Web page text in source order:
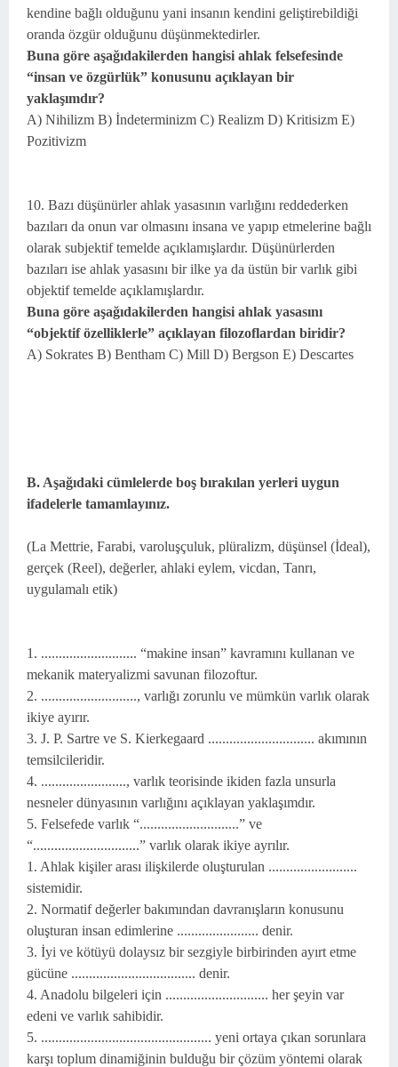
kendine bağlı olduğunu yani insanın kendini geliştirebildiği
oranda özgür olduğunu düşünmektedirler.
Buna göre aşağıdakilerden hangisi ahlak felsefesinde
“insan ve özgürlük” konusunu açıklayan bir
yaklaşımdır?
A) Nihilizm B) İndeterminizm C) Realizm D) Kritisizm E)
Pozitivizm
10. Bazı düşünürler ahlak yasasının varlığını reddederken
bazıları da onun var olmasını insana ve yapıp etmelerine bağlı
olarak subjektif temelde açıklamışlardır. Düşünürlerden
bazıları ise ahlak yasasını bir ilke ya da üstün bir varlık gibi
objektif temelde açıklamışlardır.
Buna göre aşağıdakilerden hangisi ahlak yasasını
“objektif özelliklerle” açıklayan filozoflardan biridir?
A) Sokrates B) Bentham C) Mill D) Bergson E) Descartes
B. Aşağıdaki cümlelerde boş bırakılan yerleri uygun
ifadelerle tamamlayınız.
(La Mettrie, Farabi, varoluşçuluk, plüralizm, düşünsel (İdeal),
gerçek (Reel), değerler, ahlaki eylem, vicdan, Tanrı,
uygulamalı etik)
1. ........................... “makine insan” kavramını kullanan ve
mekanik materyalizmi savunan filozoftur.
2. ..........................., varlığı zorunlu ve mümkün varlık olarak
ikiye ayırır.
3. J. P. Sartre ve S. Kierkegaard .............................. akımının
temsilcileridir.
4. ........................, varlık teorisinde ikiden fazla unsurla
nesneler dünyasının varlığını açıklayan yaklaşımdır.
5. Felsefede varlık “............................” ve
“..............................” varlık olarak ikiye ayrılır.
1. Ahlak kişiler arası ilişkilerde oluşturulan .........................
sistemidir.
2. Normatif değerler bakımından davranışların konusunu
oluşturan insan edimlerine ....................... denir.
3. İyi ve kötüyü dolaysız bir sezgiyle birbirinden ayırt etme
gücüne ................................... denir.
4. Anadolu bilgeleri için ............................. her şeyin var
edeni ve varlık sahibidir.
5. ................................................ yeni ortaya çıkan sorunlara
karşı toplum dinamiğinin bulduğu bir çözüm yöntemi olarak